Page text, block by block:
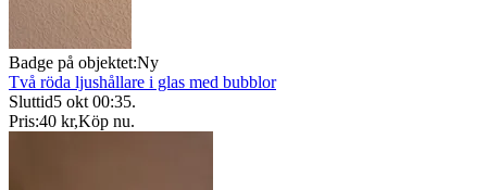
Badge på objektet:Ny
Två röda ljushållare i glas med bubblor
Sluttid5 okt 00:35.
Pris:40 kr,Köp nu.